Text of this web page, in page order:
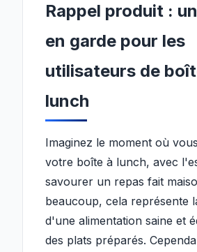
Rappel produit :
en garde pour les
utilisateurs de
lunch
Imaginez le moment où
votre boîte à lunch, avec
savourer un repas fait
beaucoup, cela représente
d'une alimentation saine et
des plats préparés.